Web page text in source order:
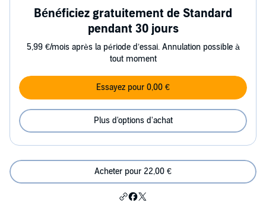
Bénéficiez gratuitement de Standard
pendant 30 jours
5,99 €/mois après la période d’essai. Annulation possible à
tout moment
Essayez pour 0,00 €
Plus d'options d'achat
Acheter pour 22,00 €